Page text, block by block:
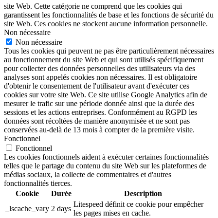
site Web. Cette catégorie ne comprend que les cookies qui
garantissent les fonctionnalités de base et les fonctions de sécurité du
site Web. Ces cookies ne stockent aucune information personnelle.
Non nécessaire
Non nécessaire
Tous les cookies qui peuvent ne pas être particulièrement nécessaires
au fonctionnement du site Web et qui sont utilisés spécifiquement
pour collecter des données personnelles des utilisateurs via des
analyses sont appelés cookies non nécessaires. Il est obligatoire
d'obtenir le consentement de l'utilisateur avant d'exécuter ces
cookies sur votre site Web. Ce site utilise Google Analytics afin de
mesurer le trafic sur une période donnée ainsi que la durée des
sessions et les actions entreprises. Conformément au RGPD les
données sont récoltées de manière anonymisée et ne sont pas
conservées au-delà de 13 mois à compter de la première visite.
Fonctionnel
Fonctionnel
Les cookies fonctionnels aident à exécuter certaines fonctionnalités
telles que le partage du contenu du site Web sur les plateformes de
médias sociaux, la collecte de commentaires et d'autres
fonctionnalités tierces.
Cookie
Durée
Description
_lscache_vary 2 days
Litespeed définit ce cookie pour empêcher
les pages mises en cache.